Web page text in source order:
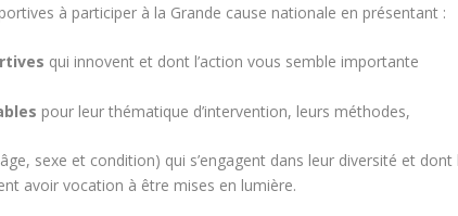
à participer à la Grande cause nationale en présentant :
qui innovent et dont l’action vous semble importante
pour leur thématique d’intervention, leurs méthodes,
sexe et condition) qui s’engagent dans leur diversité et dont
avoir vocation à être mises en lumière.